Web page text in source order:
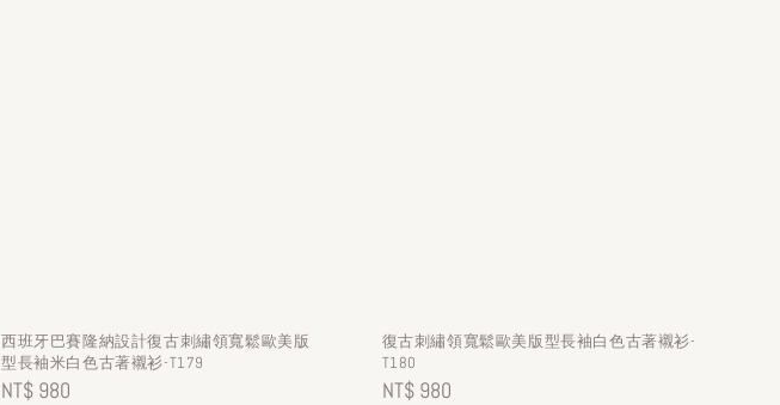
西班牙巴賽隆納設計復古刺繡領寬鬆歐美版
型長袖米白色古著襯衫-T179
Regular
NT$ 980
復古刺繡領寬鬆歐美版型長袖白色古著襯衫-
T180
Regular
NT$ 980